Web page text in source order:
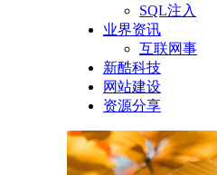
SQL注入
业界资讯
互联网事
新酷科技
网站建设
资源分享